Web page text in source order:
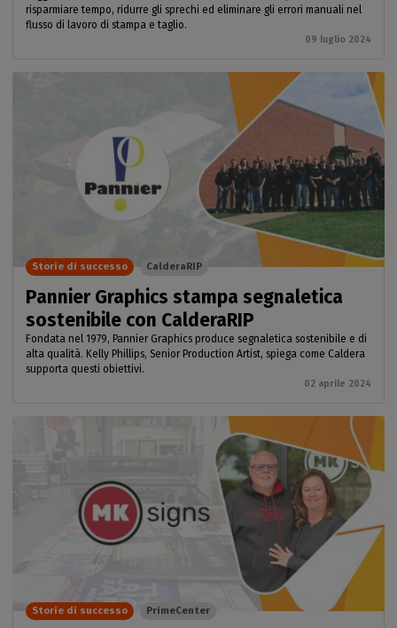
risparmiare tempo, ridurre gli sprechi ed eliminare gli errori manuali nel
flusso di lavoro di stampa e taglio.
09 luglio 2024
Pannier Graphics stampa segnaletica
sostenibile con CalderaRIP
Fondata nel 1979, Pannier Graphics produce segnaletica sostenibile e di
alta qualità. Kelly Phillips, Senior Production Artist, spiega come Caldera
supporta questi obiettivi.
02 aprile 2024
Storie di successo CalderaRIP
Storie di successo PrimeCenter